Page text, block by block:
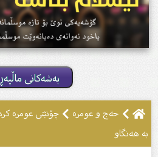
بەشەکانی ماڵپەڕ
حەج و عومرە چۆنێتى عومرە کردن
به‌ هه‌نگاو